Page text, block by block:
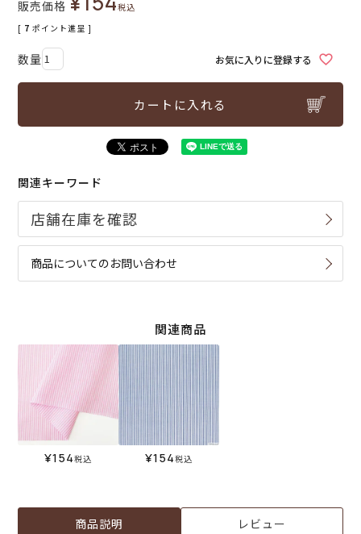
販売価格
税込
[ 7 ポイント進呈 ]
お気に入りに登録する
カートに入れる
関連キーワード
商品についてのお問い合わせ
関連商品
¥154税込 ¥154税込
商品説明 レビュー